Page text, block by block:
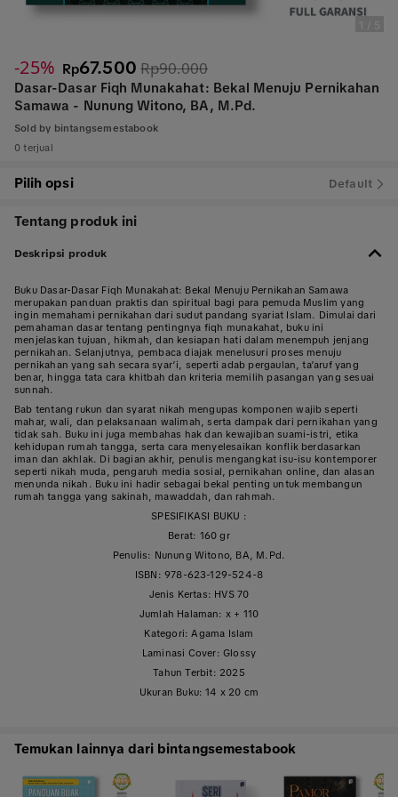
-25% Rp67.500 Rp90.000
Dasar-Dasar Fiqh Munakahat: Bekal Menuju Pernikahan
Samawa - Nunung Witono, BA, M.Pd.
Sold by bintangsemestabook
0 terjual
Pilih opsi Default
Tentang produk ini
Deskripsi produk
Buku Dasar-Dasar Fiqh Munakahat: Bekal Menuju Pernikahan Samawa
merupakan panduan praktis dan spiritual bagi para pemuda Muslim yang
ingin memahami pernikahan dari sudut pandang syariat Islam. Dimulai dari
pemahaman dasar tentang pentingnya fiqh munakahat, buku ini
menjelaskan tujuan, hikmah, dan kesiapan hati dalam menempuh jenjang
pernikahan. Selanjutnya, pembaca diajak menelusuri proses menuju
pernikahan yang sah secara syar’i, seperti adab pergaulan, ta’aruf yang
benar, hingga tata cara khitbah dan kriteria memilih pasangan yang sesuai
sunnah.
Bab tentang rukun dan syarat nikah mengupas komponen wajib seperti
mahar, wali, dan pelaksanaan walimah, serta dampak dari pernikahan yang
tidak sah. Buku ini juga membahas hak dan kewajiban suami-istri, etika
kehidupan rumah tangga, serta cara menyelesaikan konflik berdasarkan
iman dan akhlak. Di bagian akhir, penulis mengangkat isu-isu kontemporer
seperti nikah muda, pengaruh media sosial, pernikahan online, dan alasan
menunda nikah. Buku ini hadir sebagai bekal penting untuk membangun
rumah tangga yang sakinah, mawaddah, dan rahmah.
SPESIFIKASI BUKU :
Berat: 160 gr
Penulis: Nunung Witono, BA, M.Pd.
ISBN: 978-623-129-524-8
Jenis Kertas: HVS 70
Jumlah Halaman: x + 110
Kategori: Agama Islam
Laminasi Cover: Glossy
Tahun Terbit: 2025
Ukuran Buku: 14 x 20 cm
Temukan lainnya dari bintangsemestabook